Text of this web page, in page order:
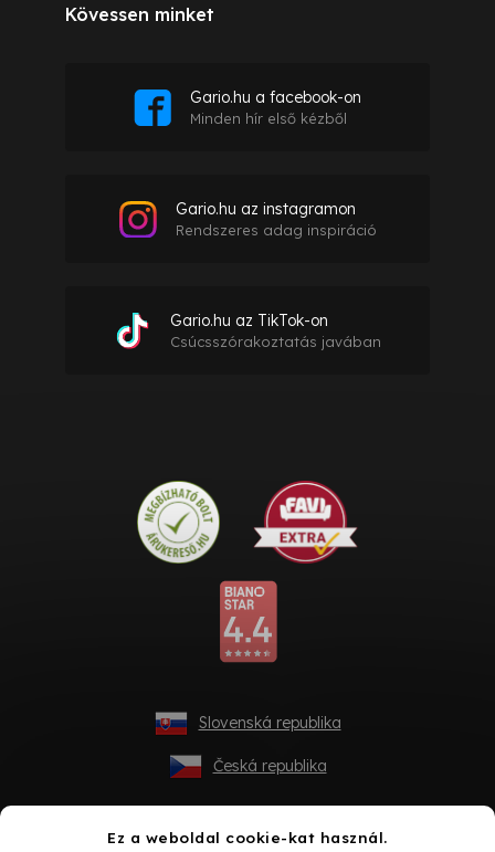
Ez a weboldal cookie-kat használ.
Kövessen minket
Gario.hu a facebook-on
Minden hír első kézből
Gario.hu az instagramon
Rendszeres adag inspiráció
Gario.hu az TikTok-on
Csúcsszórakoztatás javában
Slovenská republika
Česká republika